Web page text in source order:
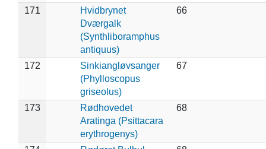
171
Hvidbrynet
Dværgalk
(Synthliboramphus
antiquus)
66
172
Sinkiangløvsanger
(Phylloscopus
griseolus)
67
173
Rødhovedet
Aratinga (Psittacara
erythrogenys)
68